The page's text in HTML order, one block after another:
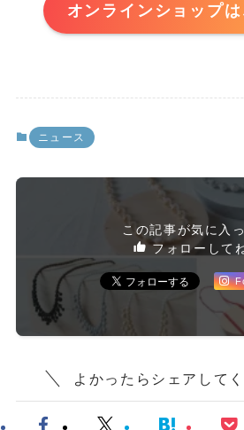
オンラインショップ
ニュース
この記事が気に入
フォローして
よかったらシェアして